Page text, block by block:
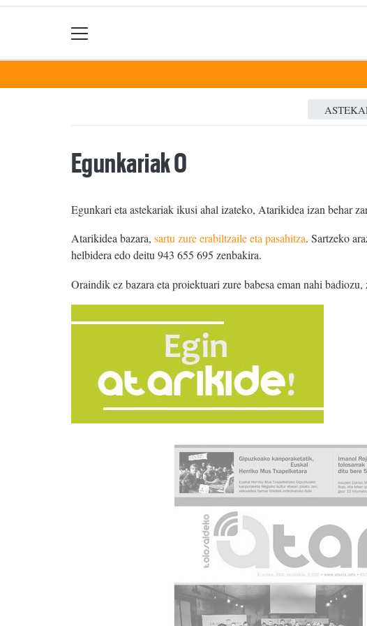
Egunkariak 0
Egunkari eta astekariak ikusi ahal izateko, Atarikidea izan behar
Atarikidea bazara, sartu zure erabiltzaile eta pasahitza. Sartzeko
helbidera edo deitu 943 655 695 zenbakira.
Oraindik ez bazara eta proiektuari zure babesa eman nahi badiozu,